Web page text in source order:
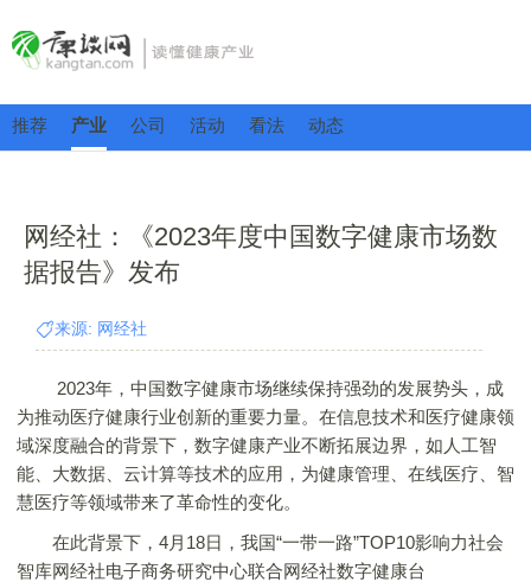
推荐 产业 公司 活动 看法 动态
网经社：《2023年度中国数字健康市场数
据报告》发布
来源: 网经社
2023年，中国数字健康市场继续保持强劲的发展势头，成
为推动医疗健康行业创新的重要力量。在信息技术和医疗健康领
域深度融合的背景下，数字健康产业不断拓展边界，如人工智
能、大数据、云计算等技术的应用，为健康管理、在线医疗、智
慧医疗等领域带来了革命性的变化。
在此背景下，4月18日，我国“一带一路”TOP10影响力社会
智库网经社电子商务研究中心联合网经社数字健康台